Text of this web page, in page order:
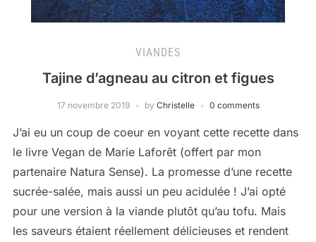
VIANDES
Tajine d’agneau au citron et figues
17 novembre 2019 by Christelle 0 comments
J’ai eu un coup de coeur en voyant cette recette dans
le livre Vegan de Marie Laforêt (offert par mon
partenaire Natura Sense). La promesse d’une recette
sucrée-salée, mais aussi un peu acidulée ! J’ai opté
pour une version à la viande plutôt qu’au tofu. Mais
les saveurs étaient réellement délicieuses et rendent